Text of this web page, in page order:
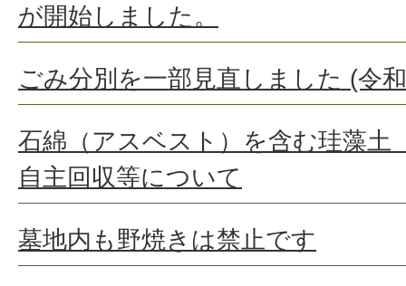
が開始しました。
ごみ分別を一部見直しました (令
石綿（アスベスト）を含む珪藻土
自主回収等について
墓地内も野焼きは禁止です